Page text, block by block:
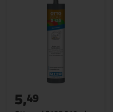
5,49